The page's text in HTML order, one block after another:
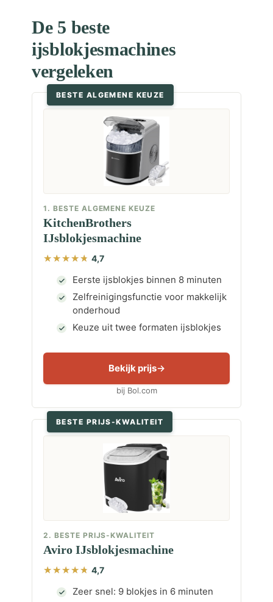
De 5 beste
ijsblokjesmachines
vergeleken
BESTE ALGEMENE KEUZE
1. BESTE ALGEMENE KEUZE
KitchenBrothers
IJsblokjesmachine
4,7
Eerste ijsblokjes binnen 8 minuten
Zelfreinigingsfunctie voor makkelijk
onderhoud
Keuze uit twee formaten ijsblokjes
Bekijk prijs
bij Bol.com
BESTE PRIJS-KWALITEIT
2. BESTE PRIJS-KWALITEIT
Aviro IJsblokjesmachine
4,7
Zeer snel: 9 blokjes in 6 minuten